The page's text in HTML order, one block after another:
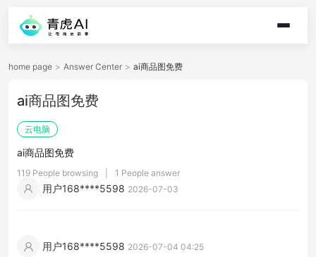
home page > Answer Center > ai商品图免费
ai商品图免费
云电脑
ai商品图免费
119 People browsing 1 People answer
用户168****5598 2026-07-03
用户168****5598 2026-07-04 04:25